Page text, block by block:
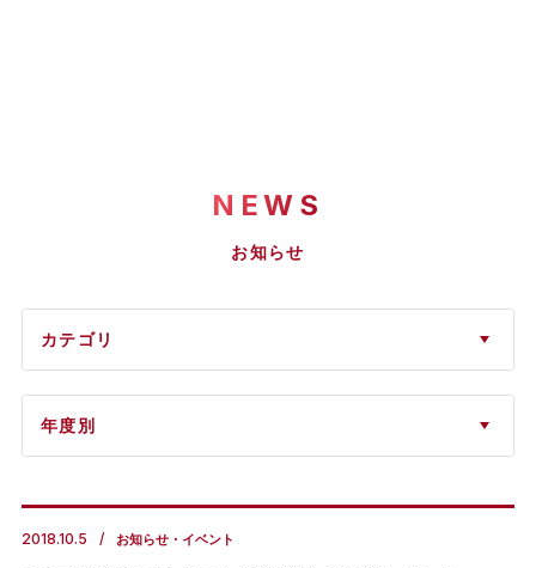
NEWS
お知らせ
2018.10.5 お知らせ・イベント
カテゴリ
年度別